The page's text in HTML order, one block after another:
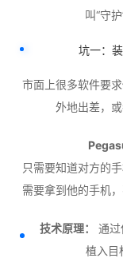
叫“守
坑一：
市面上很多软件要
外地出差，
只需要知道对方的
需要拿到他的手机
技术原理：
通
植入目